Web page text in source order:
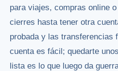
para viajes, compras online
cierres hasta tener otra
probada y las transferencias
cuenta es fácil; quedarte
lista es lo que luego da